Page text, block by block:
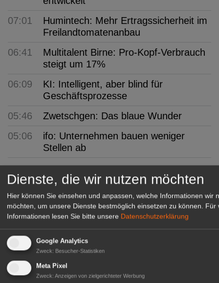
07:01
Humintech: Mehr Ertragssicherheit im
Freilandtomatenanbau
06:41
Multitalent Birne: Pro-Kopf-Verbrauch
steigt um 17%
06:09
KI: Intelligent, aber blind für
Geschäftsprozesse
05:46
Zwetschgen: Das blaue Wunder
05:06
ifo: Unternehmen bauen weniger
Stellen ab
GABOT Top-Jobs
Dienste, die wir nutzen möchten
Hier können Sie einsehen und anpassen, welche Informationen wir
möchten, um unsere Dienste bestmöglich einsetzen zu können. Für
Informationen lesen Sie bitte unsere Datenschutzerklärung
Google Analytics
Zweck: Besucher-Statistiken
Meta Pixel
Zweck: Anzeigen von zielgerichteter Werbung